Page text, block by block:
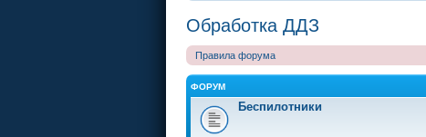
Обработка ДДЗ
Правила форума
ФОРУМ
Беспилотники